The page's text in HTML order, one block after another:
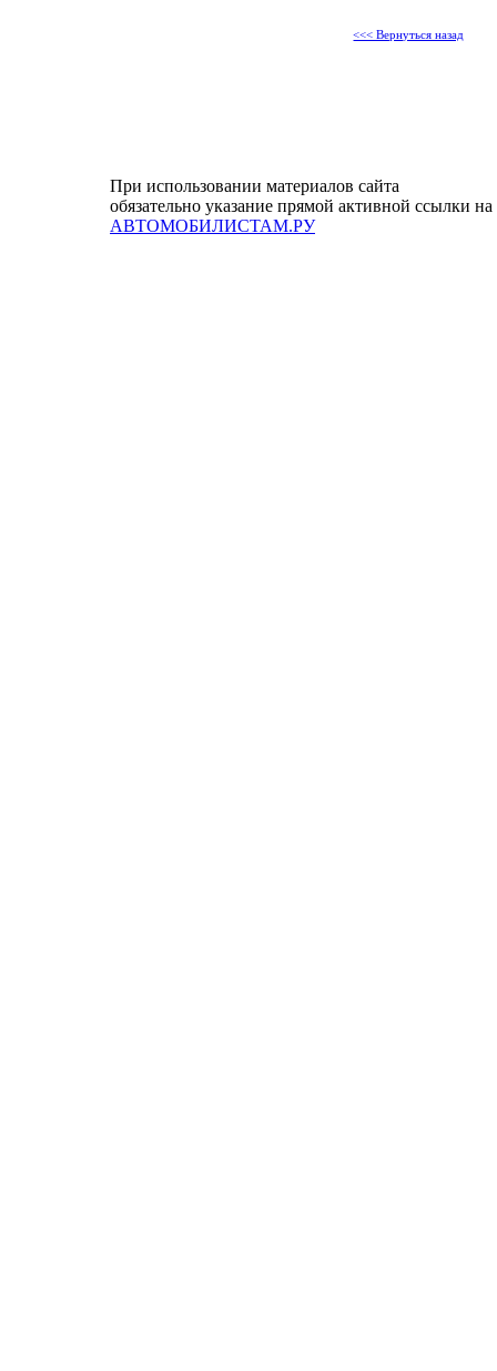
<<< Вернуться назад
При использовании материалов сайта
обязательно указание прямой активной ссылки на
АВТОМОБИЛИСТАМ.РУ